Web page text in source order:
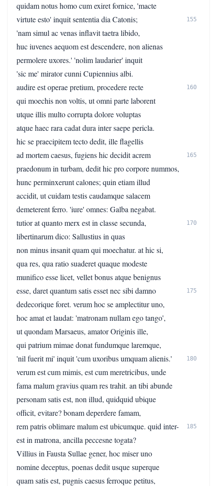
quidam notus homo cum exiret fornice, 'macte
virtute esto' inquit sententia dia Catonis;
155
'nam simul ac venas inflavit taetra libido,
huc iuvenes aequom est descendere, non alienas
permolere uxores.' 'nolim laudarier' inquit
'sic me' mirator cunni Cupiennius albi.
audire est operae pretium, procedere recte
160
qui moechis non voltis, ut omni parte laborent
utque illis multo corrupta dolore voluptas
atque haec rara cadat dura inter saepe pericla.
hic se praecipitem tecto dedit, ille flagellis
ad mortem caesus, fugiens hic decidit acrem
165
praedonum in turbam, dedit hic pro corpore nummos,
hunc perminxerunt calones; quin etiam illud
accidit, ut cuidam testis caudamque salacem
demeterent ferro. 'iure' omnes: Galba negabat.
tutior at quanto merx est in classe secunda,
170
libertinarum dico: Sallustius in quas
non minus insanit quam qui moechatur. at hic si,
qua res, qua ratio suaderet quaque modeste
munifico esse licet, vellet bonus atque benignus
esse, daret quantum satis esset nec sibi damno
175
dedecorique foret. verum hoc se amplectitur uno,
hoc amat et laudat: 'matronam nullam ego tango',
ut quondam Marsaeus, amator Originis ille,
qui patrium mimae donat fundumque laremque,
'nil fuerit mi' inquit 'cum uxoribus umquam alienis.'
180
verum est cum mimis, est cum meretricibus, unde
fama malum gravius quam res trahit. an tibi abunde
personam satis est, non illud, quidquid ubique
officit, evitare? bonam deperdere famam,
rem patris oblimare malum est ubicumque. quid inter-
185
est in matrona, ancilla peccesne togata?
Villius in Fausta Sullae gener, hoc miser uno
nomine deceptus, poenas dedit usque superque
quam satis est, pugnis caesus ferroque petitus,